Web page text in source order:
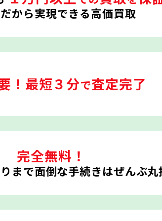
から実現できる高価買取
！ 最短３分で査定完了
完全無料！
まで面倒な手続きはぜんぶ